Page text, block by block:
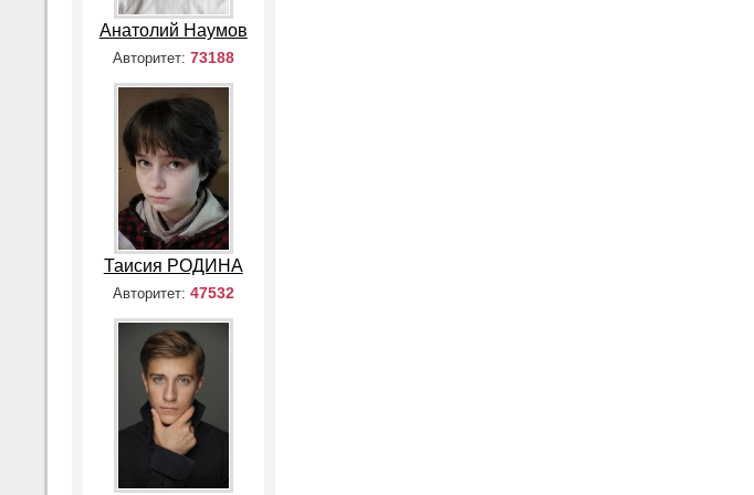
Анатолий Наумов
Авторитет: 73188
Таисия РОДИНА
Авторитет: 47532